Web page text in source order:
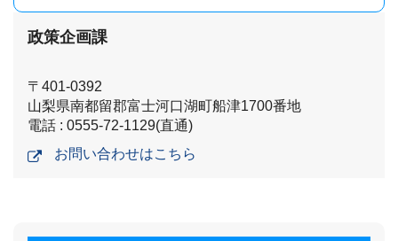
政策企画課
〒401-0392
山梨県南都留郡富士河口湖町船津1700番地
電話 : 0555-72-1129(直通)
お問い合わせはこちら